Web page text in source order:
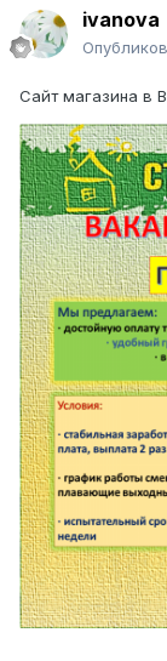
ivanova
Сайт магазина в